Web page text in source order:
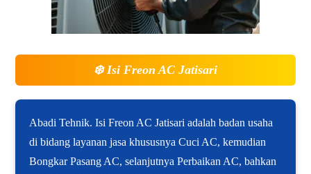
❄️Isi Freon AC Jatisari
Abadi Tehnik. Isi Freon AC Jatisari adalah badan usaha
di bidang layanan jasa khususnya Cuci AC, kemudian
Bongkar Pasang AC, selanjutnya Perbaikan AC, bahkan